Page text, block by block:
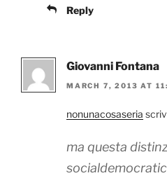
Reply
Giovanni Fontana
MARCH 7, 2013 AT
nonunacosaseria
ma questa